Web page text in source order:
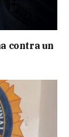
contra un